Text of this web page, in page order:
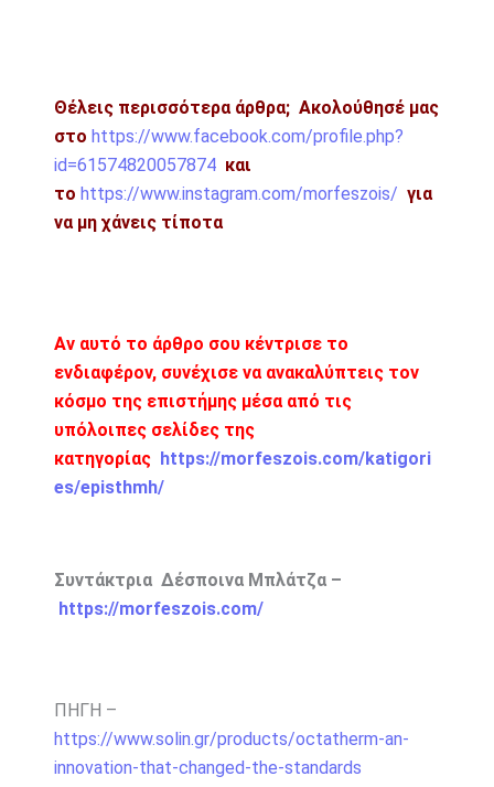
Θέλεις περισσότερα άρθρα; Ακολούθησέ μας
στο https://www.facebook.com/profile.php?
id=61574820057874 και
το https://www.instagram.com/morfeszois/ για
να μη χάνεις τίποτα
Αν αυτό το άρθρο σου κέντρισε το
ενδιαφέρον, συνέχισε να ανακαλύπτεις τον
κόσμο της επιστήμης μέσα από τις
υπόλοιπες σελίδες της
κατηγορίας https://morfeszois.com/katigori
es/episthmh/
Συντάκτρια Δέσποινα Μπλάτζα –
https://morfeszois.com/
ΠΗΓΗ –
https://www.solin.gr/products/octatherm-an-
innovation-that-changed-the-standards